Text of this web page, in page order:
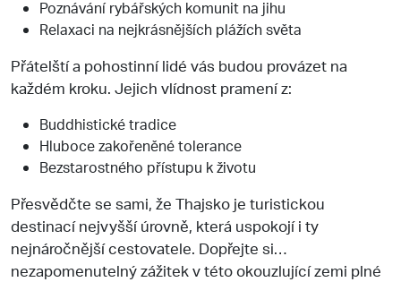
Poznávání rybářských komunit na jihu
Relaxaci na nejkrásnějších plážích světa
Přátelští a pohostinní lidé vás budou provázet na
každém kroku. Jejich vlídnost pramení z:
Buddhistické tradice
Hluboce zakořeněné tolerance
Bezstarostného přístupu k životu
Přesvědčte se sami, že Thajsko je turistickou
destinací nejvyšší úrovně, která uspokojí i ty
nejnáročnější cestovatele. Dopřejte si
nezapomenutelný zážitek v této okouzlující zemi plné